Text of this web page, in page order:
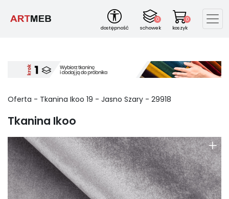
dostępność
0
schowek
0
koszyk
Oferta - Tkanina Ikoo 19 - Jasno Szary - 29918
Tkanina Ikoo
+